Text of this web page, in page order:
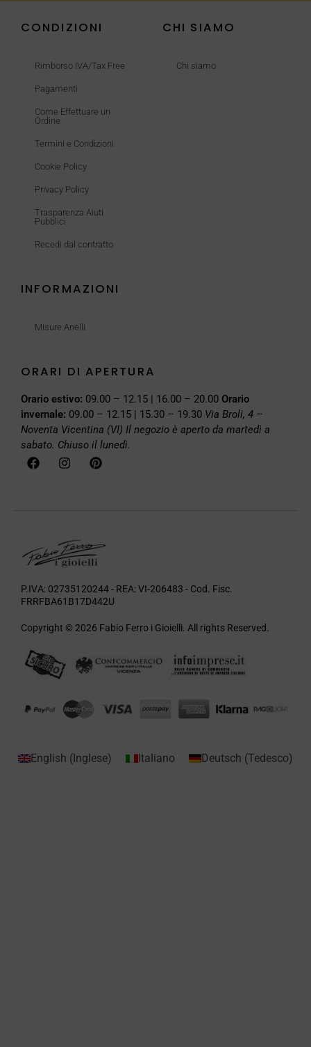
CONDIZIONI
Rimborso IVA/Tax Free
Pagamenti
Come Effettuare un
Ordine
Termini e Condizioni
Cookie Policy
Privacy Policy
Trasparenza Aiuti
Pubblici
Recedi dal contratto
CHI SIAMO
Chi siamo
INFORMAZIONI
Misure Anelli
ORARI DI APERTURA
Orario estivo: 09.00 – 12.15 | 16.00 – 20.00 Orario
invernale: 09.00 – 12.15 | 15.30 – 19.30 Via Broli, 4 –
Noventa Vicentina (VI) Il negozio è aperto da martedì a
sabato. Chiuso il lunedì.
P.IVA: 02735120244 - REA: VI-206483 - Cod. Fisc.
FRRFBA61B17D442U
Copyright © 2026 Fabio Ferro i Gioielli. All rights Reserved.
English ( Inglese) Italiano Deutsch (Tedesco)